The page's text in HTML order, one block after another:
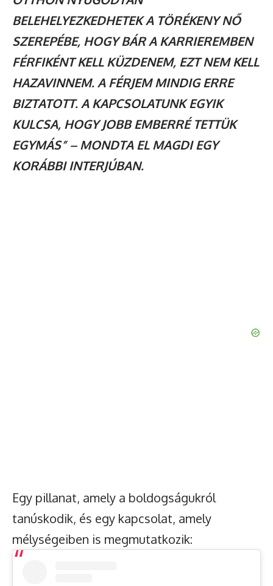
BELEHELYEZKEDHETEK A TÖRÉKENY NŐ
SZEREPÉBE, HOGY BÁR A KARRIEREMBEN
FÉRFIKÉNT KELL KÜZDENEM, EZT NEM KELL
HAZAVINNEM. A FÉRJEM MINDIG ERRE
BIZTATOTT. A KAPCSOLATUNK EGYIK
KULCSA, HOGY JOBB EMBERRÉ TETTÜK
EGYMÁS” – MONDTA EL MAGDI EGY
KORÁBBI INTERJÚBAN.
Egy pillanat, amely a boldogságukról
tanúskodik, és egy kapcsolat, amely
mélységeiben is megmutatkozik: